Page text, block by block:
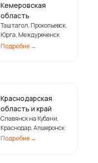
Кемеровская
область
Таштагол, Прокопьевск,
Юрга, Междуреченск
Подробне ㅤ→
Краснодарская
область и край
Славянск на Кубани,
Краснодар, Апшеронск
Подробне ㅤ→